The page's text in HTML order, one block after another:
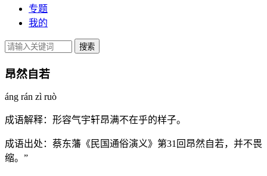
专题
我的
昂然自若
áng rán zì ruò
成语解释： 形容气宇轩昂满不在乎的样子。
成语出处： 蔡东藩《民国通俗演义》第31回昂然自若，并不畏
缩。”